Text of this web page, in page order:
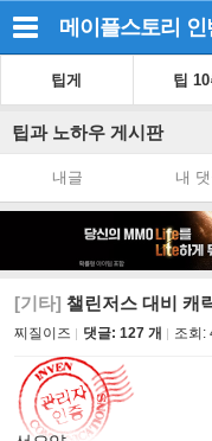
메이플스토리 인
팁게 팁
팁과 노하우 게시판
내글 내
[기타] 챌린저스 대비 캐
찌질이즈 댓글: 127 개 조회: